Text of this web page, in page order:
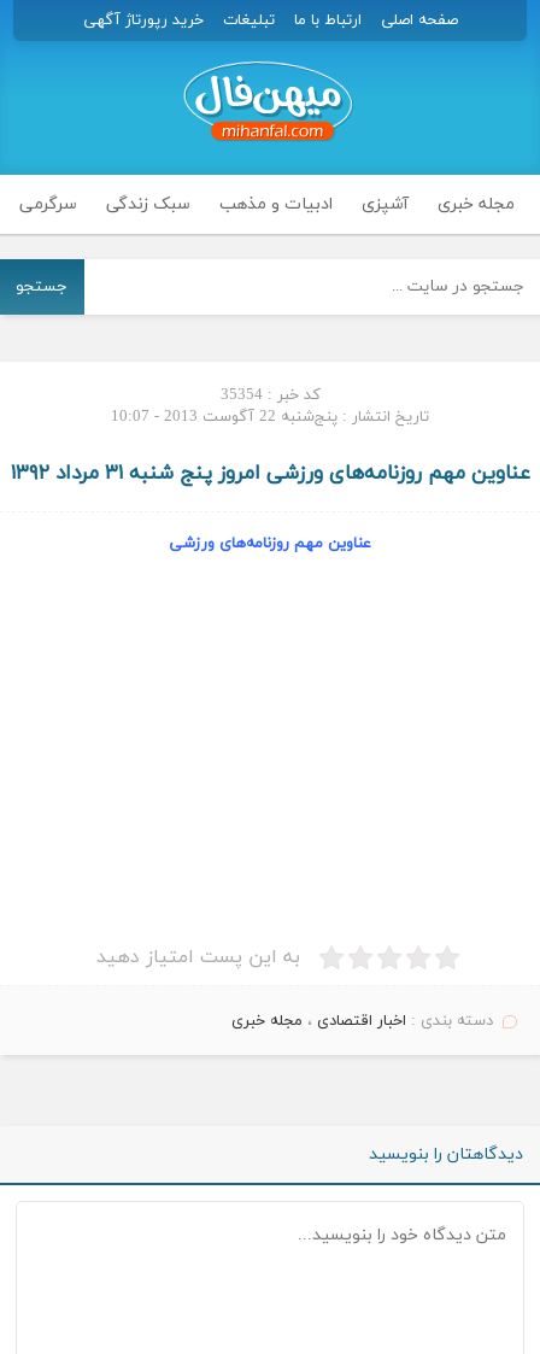
صفحه اصلی ارتباط با ما تبلیغات خرید رپورتاژ آگهی
مجله خبری آشپزی ادبیات و مذهب سبک زندگی سرگرمی
جستجو
کد خبر : 35354
تاریخ انتشار : پنج‌شنبه 22 آگوست 2013 - 10:07
عناوین مهم روزنامه‌های ورزشی امروز پنج شنبه ۳۱ مرداد ۱۳۹۲
عناوین مهم روزنامه‌های ورزشی
به این پست امتیاز دهید
دسته بندی : اخبار اقتصادی ، مجله خبری
دیدگاهتان را بنویسید